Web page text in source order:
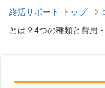
終活サポート トップ
とは？4つの種類と費用